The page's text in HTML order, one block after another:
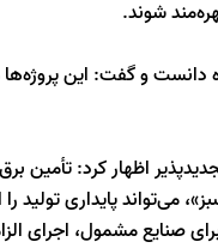
اظهار کرد: تأمین
می‌تواند پایداری تولید
مشمول، اجرای